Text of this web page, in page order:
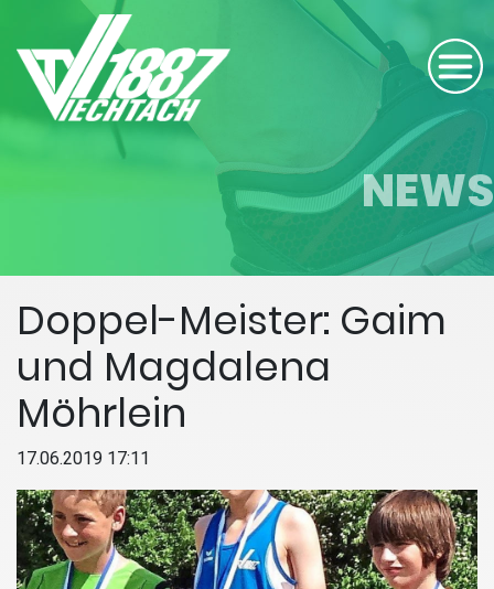
NEWS
Doppel-Meister: Gaim
und Magdalena
Möhrlein
17.06.2019 17:11